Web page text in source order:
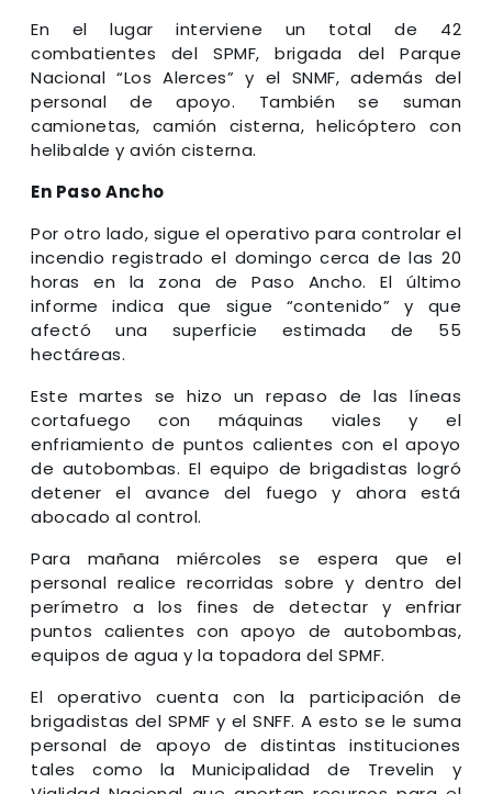
En el lugar interviene un total de 42
combatientes del SPMF, brigada del Parque
Nacional “Los Alerces” y el SNMF, además del
personal de apoyo. También se suman
camionetas, camión cisterna, helicóptero con
helibalde y avión cisterna.
En Paso Ancho
Por otro lado, sigue el operativo para controlar el
incendio registrado el domingo cerca de las 20
horas en la zona de Paso Ancho. El último
informe indica que sigue “contenido” y que
afectó una superficie estimada de 55
hectáreas.
Este martes se hizo un repaso de las líneas
cortafuego con máquinas viales y el
enfriamiento de puntos calientes con el apoyo
de autobombas. El equipo de brigadistas logró
detener el avance del fuego y ahora está
abocado al control.
Para mañana miércoles se espera que el
personal realice recorridas sobre y dentro del
perímetro a los fines de detectar y enfriar
puntos calientes con apoyo de autobombas,
equipos de agua y la topadora del SPMF.
El operativo cuenta con la participación de
brigadistas del SPMF y el SNFF. A esto se le suma
personal de apoyo de distintas instituciones
tales como la Municipalidad de Trevelin y